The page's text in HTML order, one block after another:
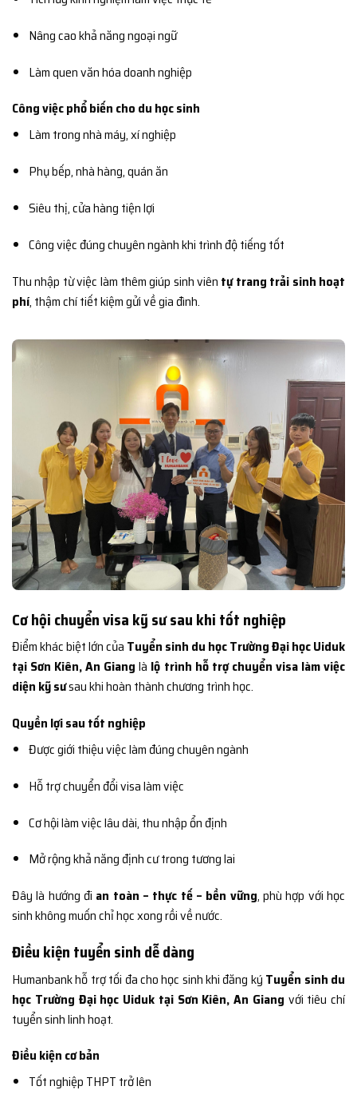
Nâng cao khả năng ngoại ngữ
Làm quen văn hóa doanh nghiệp
Công việc phổ biến cho du học sinh
Làm trong nhà máy, xí nghiệp
Phụ bếp, nhà hàng, quán ăn
Siêu thị, cửa hàng tiện lợi
Công việc đúng chuyên ngành khi trình độ tiếng tốt
Thu nhập từ việc làm thêm giúp sinh viên tự trang trải sinh hoạt
phí, thậm chí tiết kiệm gửi về gia đình.
Cơ hội chuyển visa kỹ sư sau khi tốt nghiệp
Điểm khác biệt lớn của Tuyển sinh du học Trường Đại học Uiduk
tại Sơn Kiên, An Giang là lộ trình hỗ trợ chuyển visa làm việc
diện kỹ sưsau khi hoàn thành chương trình học.
Quyền lợi sau tốt nghiệp
Được giới thiệu việc làm đúng chuyên ngành
Hỗ trợ chuyển đổi visa làm việc
Cơ hội làm việc lâu dài, thu nhập ổn định
Mở rộng khả năng định cư trong tương lai
Đây là hướng đi an toàn – thực tế – bền vững, phù hợp với học
sinh không muốn chỉ học xong rồi về nước.
Điều kiện tuyển sinh dễ dàng
Humanbank hỗ trợ tối đa cho học sinh khi đăng ký Tuyển sinh du
học Trường Đại học Uiduk tại Sơn Kiên, An Giang với tiêu chí
tuyển sinh linh hoạt.
Điều kiện cơ bản
Tốt nghiệp THPT trở lên